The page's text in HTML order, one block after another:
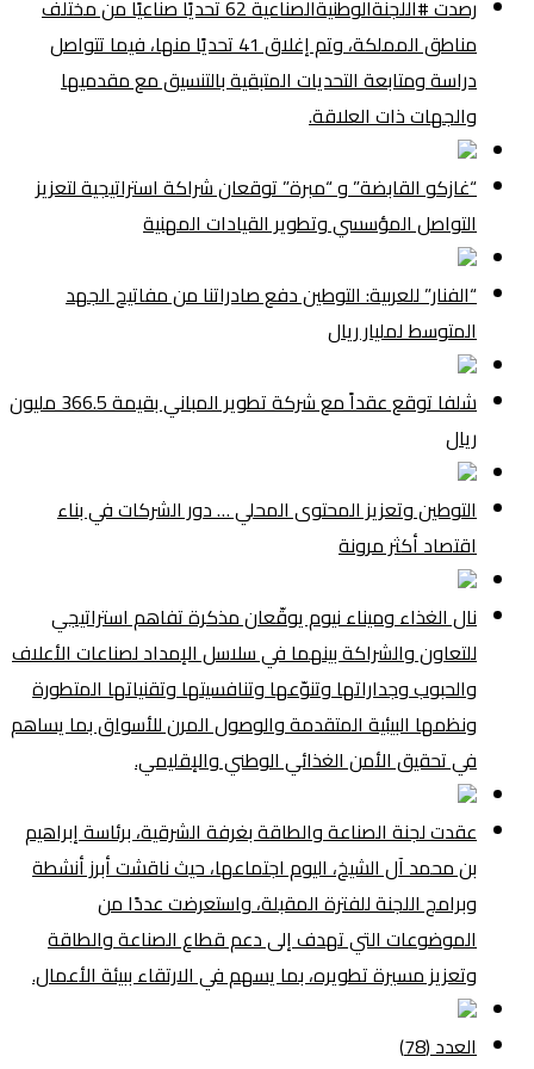
رصدت #اللجنةالوطنيةالصناعية 62 تحديًا صناعيًا من مختلف
مناطق المملكة، وتم إغلاق 41 تحديًا منها، فيما تتواصل
دراسة ومتابعة التحديات المتبقية بالتنسيق مع مقدميها
والجهات ذات العلاقة.
“غازكو القابضة” و “مبرة” توقعان شراكة استراتيجية لتعزيز
التواصل المؤسسي وتطوير القيادات المهنية
“الفنار” للعربية: التوطين دفع صادراتنا من مفاتيح الجهد
المتوسط لمليار ريال
شلفا توقع عقداً مع شركة تطوير المباني بقيمة 366.5 مليون
ريال
التوطين وتعزيز المحتوى المحلي … دور الشركات في بناء
اقتصاد أكثر مرونة
نال الغذاء وميناء نيوم يوقّعان مذكرة تفاهم استراتيجي
للتعاون والشراكة بينهما في سلاسل الإمداد لصناعات الأعلاف
والحبوب وجداراتها وتنوّعها وتنافسيتها وتقنياتها المتطورة
ونظمها البيئية المتقدمة والوصول المرن للأسواق بما يساهم
في تحقيق الأمن الغذائي الوطني والإقليمي.
عقدت لجنة الصناعة والطاقة بغرفة الشرقية، برئاسة إبراهيم
بن محمد آل الشيخ، اليوم اجتماعها، حيث ناقشت أبرز أنشطة
وبرامج اللجنة للفترة المقبلة، واستعرضت عددًا من
الموضوعات التي تهدف إلى دعم قطاع الصناعة والطاقة
وتعزيز مسيرة تطويره، بما يسهم في الارتقاء ببيئة الأعمال.
العدد (78)